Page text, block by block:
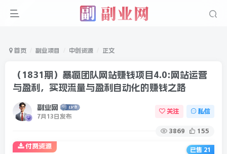
首页 副业项目 中创资源 正文
（1831期）暴疯团队网站赚钱项目4.0:网站运营
与盈利，实现流量与盈利自动化的赚钱之路
副业网
7月13日发布
关注 私信
3869 155
付费资源
已售 21